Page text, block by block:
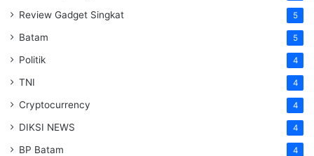
Review Gadget Singkat 5
Batam 5
Politik 4
TNI 4
Cryptocurrency 4
DIKSI NEWS 4
BP Batam 4